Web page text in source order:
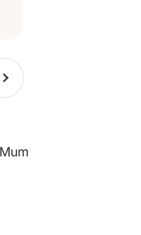
1 springen
2 springen
3 springen